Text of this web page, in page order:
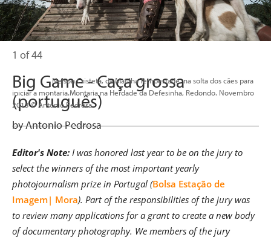
                      Nelson Cristeta, da Matilha Tempestade, na solta dos cães para
iniciar a montaria.Montaria na Herdade da Defesinha, Redondo. Novembro
2013 © Antonio Pedrosa
1 of 44
Big Game - Caça grossa
(português)
by Antonio Pedrosa
Editor's Note: I was honored last year to be on the jury to
select the winners of the most important yearly
photojournalism prize in Portugal (Bolsa Estação de
Imagem| Mora). Part of the responsibilities of the jury was
to review many applications for a grant to create a new body
of documentary photography. We members of the jury